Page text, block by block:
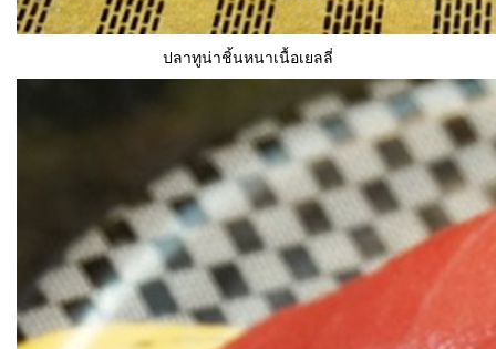
ปลาทูน่าชิ้นหนาเนื้อเยลลี่